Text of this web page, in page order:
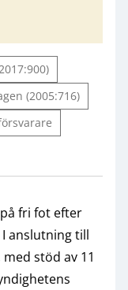
(2005:716)
fri fot efter
anslutning till
stöd av 11